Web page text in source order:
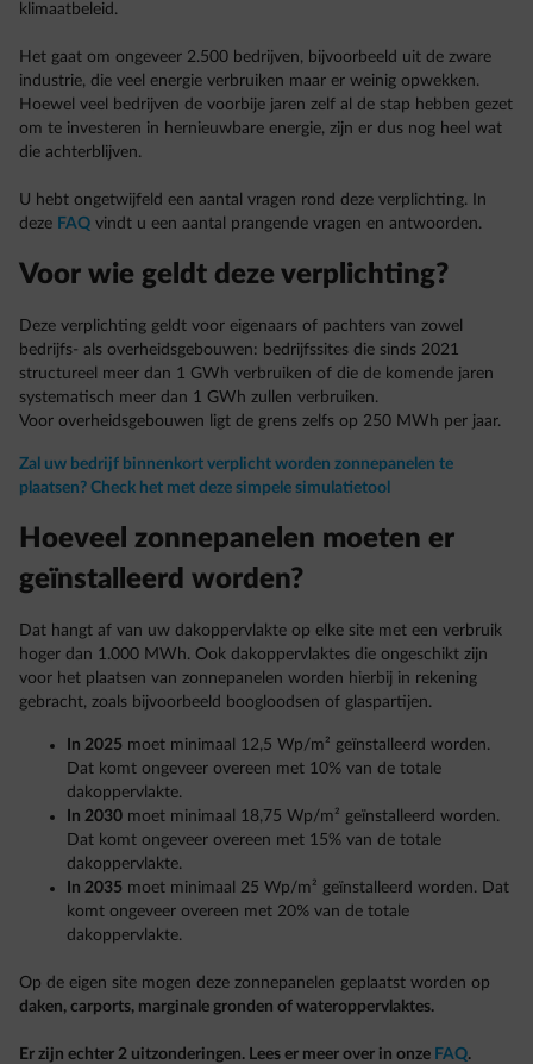
klimaatbeleid.
Het gaat om ongeveer 2.500 bedrijven, bijvoorbeeld uit de zware
industrie, die veel energie verbruiken maar er weinig opwekken.
Hoewel veel bedrijven de voorbije jaren zelf al de stap hebben gezet
om te investeren in hernieuwbare energie, zijn er dus nog heel wat
die achterblijven.
U hebt ongetwijfeld een aantal vragen rond deze verplichting. In
deze FAQ vindt u een aantal prangende vragen en antwoorden.
Voor wie geldt deze verplichting?
Deze verplichting geldt voor eigenaars of pachters van zowel
bedrijfs- als overheidsgebouwen: bedrijfssites die sinds 2021
structureel meer dan 1 GWh verbruiken of die de komende jaren
systematisch meer dan 1 GWh zullen verbruiken.
Voor overheidsgebouwen ligt de grens zelfs op 250 MWh per jaar.
Zal uw bedrijf binnenkort verplicht worden zonnepanelen te
plaatsen? Check het met deze simpele simulatietool
Hoeveel zonnepanelen moeten er
geïnstalleerd worden?
Dat hangt af van uw dakoppervlakte op elke site met een verbruik
hoger dan 1.000 MWh. Ook dakoppervlaktes die ongeschikt zijn
voor het plaatsen van zonnepanelen worden hierbij in rekening
gebracht, zoals bijvoorbeeld boogloodsen of glaspartijen.
In 2025 moet minimaal 12,5 Wp/m² geïnstalleerd worden.
Dat komt ongeveer overeen met 10% van de totale
dakoppervlakte.
In 2030 moet minimaal 18,75 Wp/m² geïnstalleerd worden.
Dat komt ongeveer overeen met 15% van de totale
dakoppervlakte.
In 2035 moet minimaal 25 Wp/m² geïnstalleerd worden. Dat
komt ongeveer overeen met 20% van de totale
dakoppervlakte.
Op de eigen site mogen deze zonnepanelen geplaatst worden op
daken, carports, marginale gronden of wateroppervlaktes.
Er zijn echter 2 uitzonderingen. Lees er meer over in onze FAQ.